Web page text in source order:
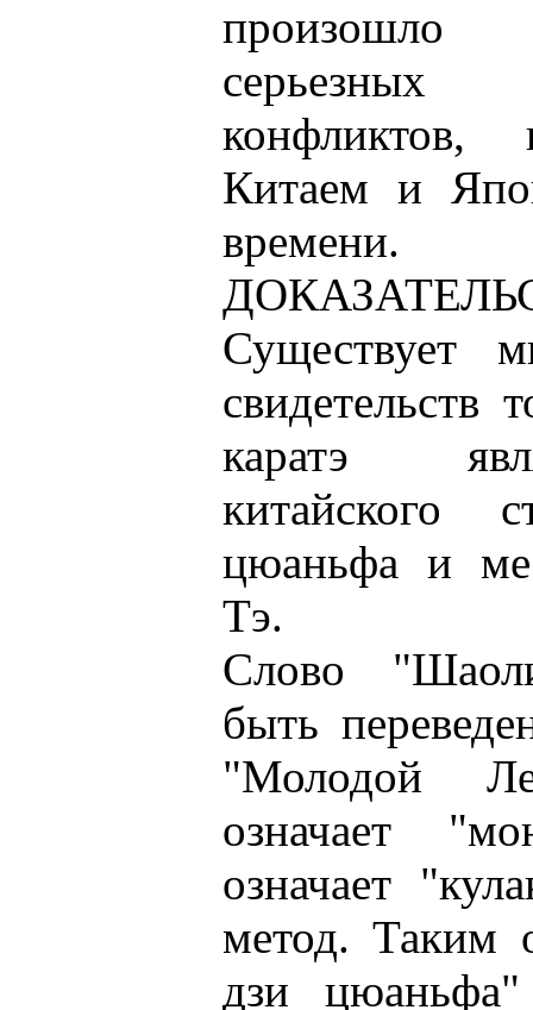
конфликтов,
Китаем и
времени.
Существует
свидетельств
каратэ
китайского
цюаньфа и
Тэ.
Слово
быть
"Молодой
означает
означает
метод. Таким
дзи